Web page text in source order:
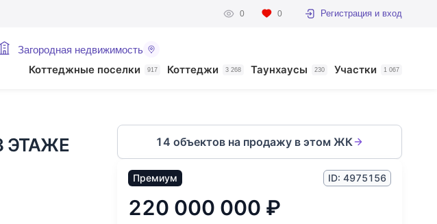
0 0 Регистрация и вход
Загородная недвижимость
Коттеджные поселки 917 Коттеджи 3 268 Таунхаусы 230 Участки 1 067
ЭТАЖЕ 14 объектов на продажу в этом ЖК
Премиум ID: 4975156
220 000 000 ₽